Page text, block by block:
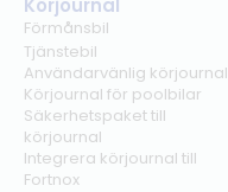
Körjournal
Förmånsbil
Tjänstebil
Användarvänlig körjournal
Körjournal för poolbilar
Säkerhetspaket till
körjournal
Integrera körjournal till
Fortnox